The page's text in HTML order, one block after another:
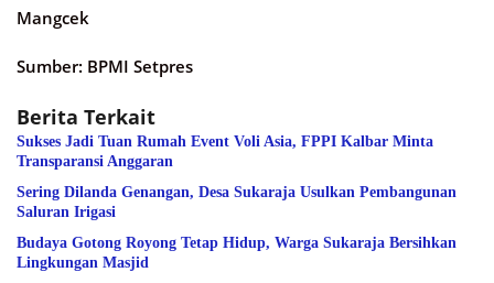
Mangcek
Sumber: BPMI Setpres
Berita Terkait
Sukses Jadi Tuan Rumah Event Voli Asia, FPPI Kalbar Minta
Transparansi Anggaran
Sering Dilanda Genangan, Desa Sukaraja Usulkan Pembangunan
Saluran Irigasi
Budaya Gotong Royong Tetap Hidup, Warga Sukaraja Bersihkan
Lingkungan Masjid